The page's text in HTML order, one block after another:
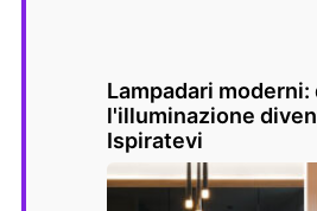
Lampadari moderni:
l'illuminazione
Ispiratevi